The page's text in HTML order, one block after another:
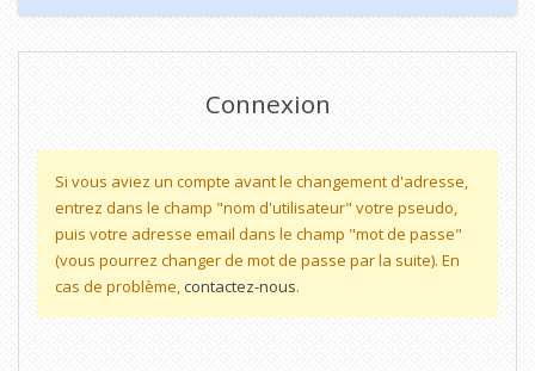
Connexion
Si vous aviez un compte avant le changement d'adresse,
entrez dans le champ "nom d'utilisateur" votre pseudo,
puis votre adresse email dans le champ "mot de passe"
(vous pourrez changer de mot de passe par la suite). En
cas de problème, contactez-nous.